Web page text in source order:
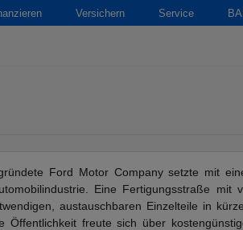
Versichern Service
Ford Motor Company setzte mit
Eine Fertigungsstraße mit
austauschbaren Einzelteile in
Öffentlichkeit freute sich über